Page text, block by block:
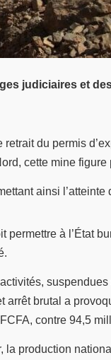
judiciaires et
du permis
cette mine
ainsi
à l’État
brutal a
contre 94,5
production